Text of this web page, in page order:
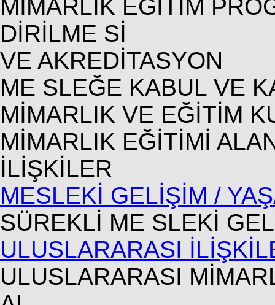
MİMARLIK EĞİTİM
DİRİLME Sİ
VE AKREDİTASYON
ME SLEĞE KABUL VE
MİMARLIK VE EĞİTİM
MİMARLIK EĞİTİMİ
İLİŞKİLER
MESLEKİ GELİŞİM /
SÜREKLİ ME SLEKİ
ULUSLARARASI
ULUSLARARASI